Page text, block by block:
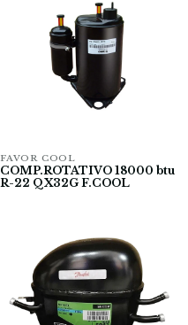
FAVOR COOL
COMP.ROTATIVO 18000 btu
R-22 QX32G F.COOL